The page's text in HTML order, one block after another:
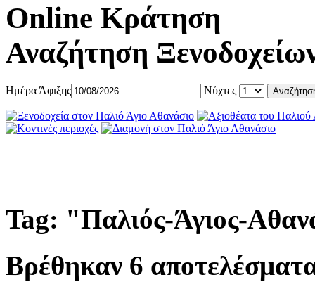
Online Κράτηση
Αναζήτηση
Ημέρα Άφιξης Νύχτες
Tag: "Παλιός-Άγιος-
Βρέθηκαν 6